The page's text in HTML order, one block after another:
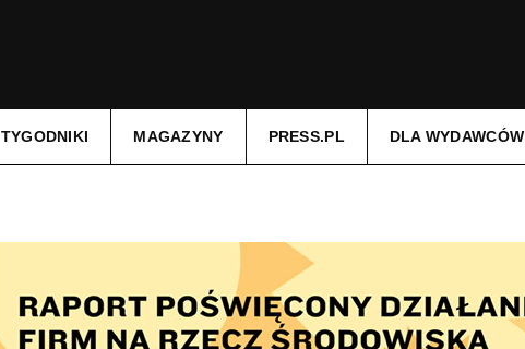
TYGODNIKI MAGAZYNY PRESS.PL DLA WYDAWCÓW